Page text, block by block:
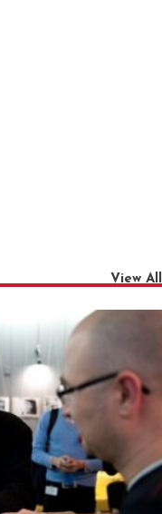
View All